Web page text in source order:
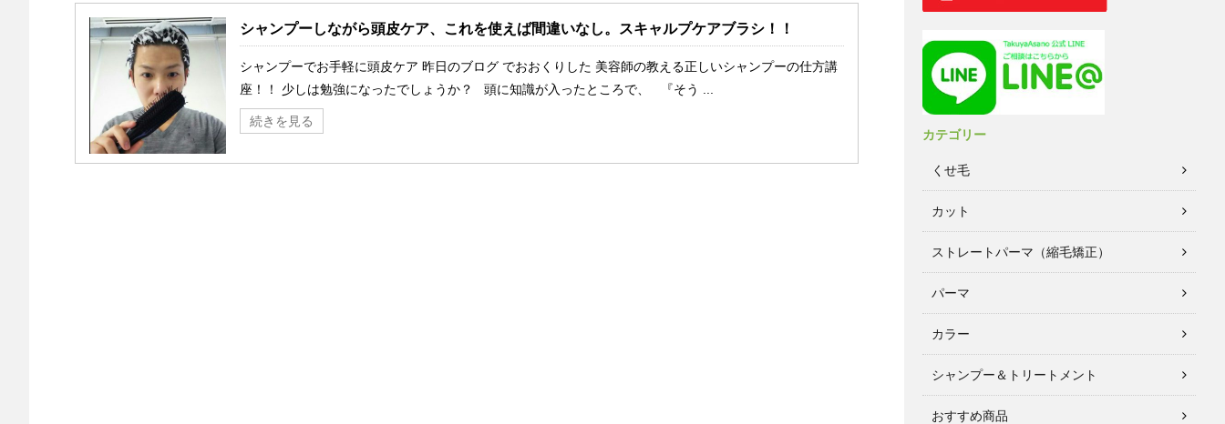
シャンプーしながら頭皮ケア、これを使えば間違いなし。スキャルプケアブラシ！！
シャンプーでお手軽に頭皮ケア 昨日のブログ でおおくりした 美容師の教える正しいシャンプーの仕方講
座！！ 少しは勉強になったでしょうか？ 頭に知識が入ったところで、 『そう ...
続きを見る
カテゴリー
くせ毛
カット
ストレートパーマ（縮毛矯正）
パーマ
カラー
シャンプー＆トリートメント
おすすめ商品